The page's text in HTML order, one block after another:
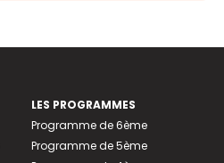
LES PROGRAMMES
Programme de 6ème
Programme de 5ème